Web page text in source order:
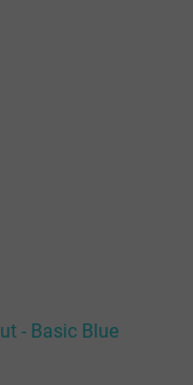
- Basic Blue